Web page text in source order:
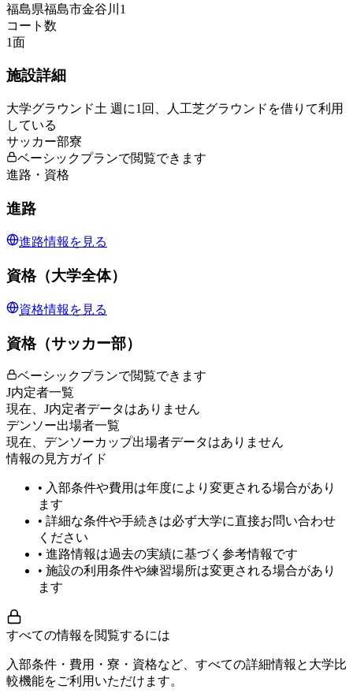
福島県福島市金谷川1
コート数
1面
施設詳細
大学グラウンド土 週に1回、人工芝グラウンドを借りて利用
している
サッカー部寮
ベーシックプランで閲覧できます
進路・資格
進路
進路情報を見る
資格（大学全体）
資格情報を見る
資格（サッカー部）
ベーシックプランで閲覧できます
J内定者一覧
現在、J内定者データはありません
デンソー出場者一覧
現在、デンソーカップ出場者データはありません
情報の見方ガイド
• 入部条件や費用は年度により変更される場合があり
ます
• 詳細な条件や手続きは必ず大学に直接お問い合わせ
ください
• 進路情報は過去の実績に基づく参考情報です
• 施設の利用条件や練習場所は変更される場合があり
ます
すべての情報を閲覧するには
入部条件・費用・寮・資格など、すべての詳細情報と大学比
較機能をご利用いただけます。